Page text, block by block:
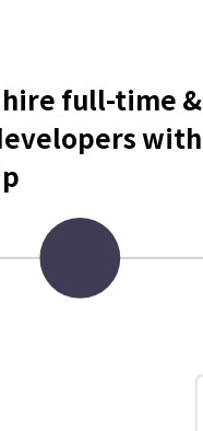
full-time &
with